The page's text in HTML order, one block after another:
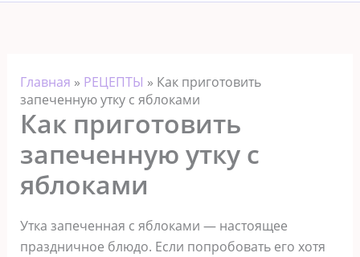
Главная » РЕЦЕПТЫ » Как приготовить
запеченную утку с яблоками
Как приготовить
запеченную утку с
яблоками
Утка запеченная с яблоками — настоящее
праздничное блюдо. Если попробовать его хотя